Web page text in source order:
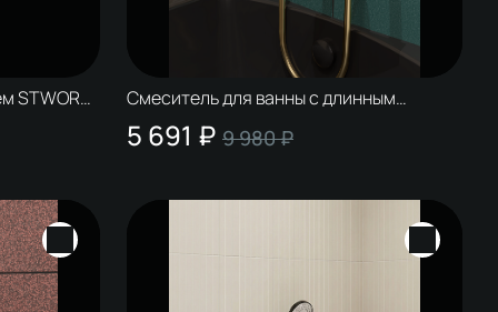
STWORKI
Смеситель для ванны с длинным
изливом STWORKI Киркенес S45115GM
матовое золото, с поворотным изливом
5 691 ₽ 9 980 ₽